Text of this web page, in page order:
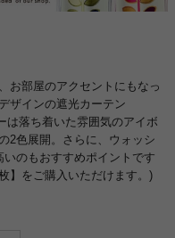
お部屋のアクセントにもなっ
ザインの遮光カーテン
は落ち着いた雰囲気のアイボ
2色展開。さらに、ウォッシ
のもおすすめポイントです
】をご購入いただけます。)